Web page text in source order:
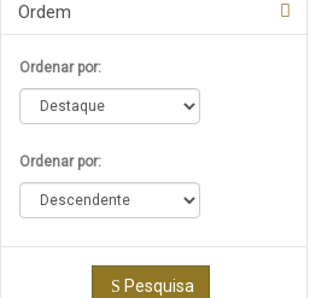
Ordem
Ordenar por:
Ordenar por:
Pesquisa